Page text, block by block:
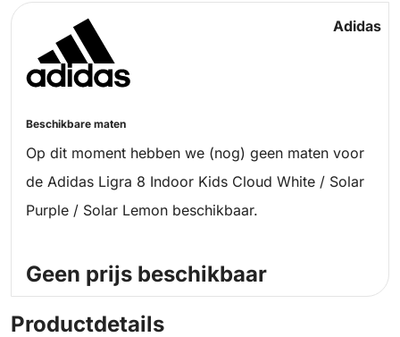
Adidas
Beschikbare maten
Op dit moment hebben we (nog) geen maten voor
de Adidas Ligra 8 Indoor Kids Cloud White / Solar
Purple / Solar Lemon beschikbaar.
Geen prijs beschikbaar
Productdetails